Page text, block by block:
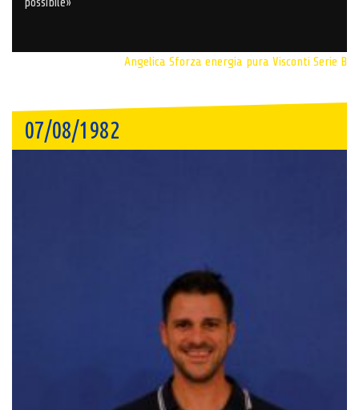
Angelica Sforza energia pura Visconti Serie B
07/08/1982